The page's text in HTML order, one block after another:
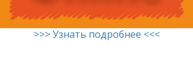
>>> Узнать подробнее <<<